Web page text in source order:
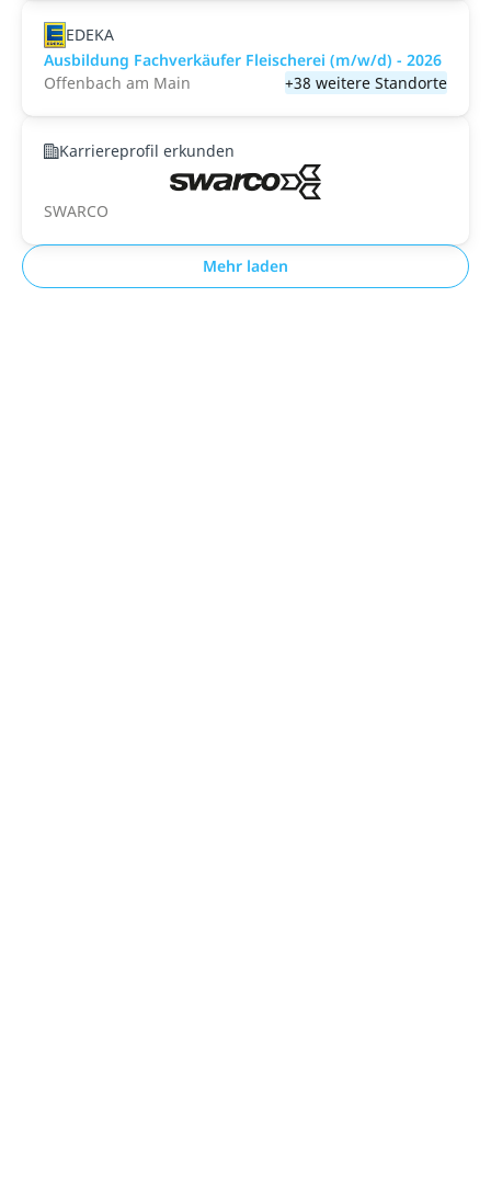
EDEKA
Ausbildung Fachverkäufer Fleischerei (m/w/d) - 2026
Offenbach am Main
+38 weitere Standorte
Karriereprofil erkunden
SWARCO
Mehr laden